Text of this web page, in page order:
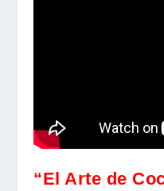
“El Arte de